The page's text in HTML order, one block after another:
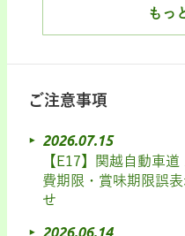
もっ
ご注意事項
2026.07.15
【E17】関越自動車
費期限・賞味期限誤
せ
2026.06.14